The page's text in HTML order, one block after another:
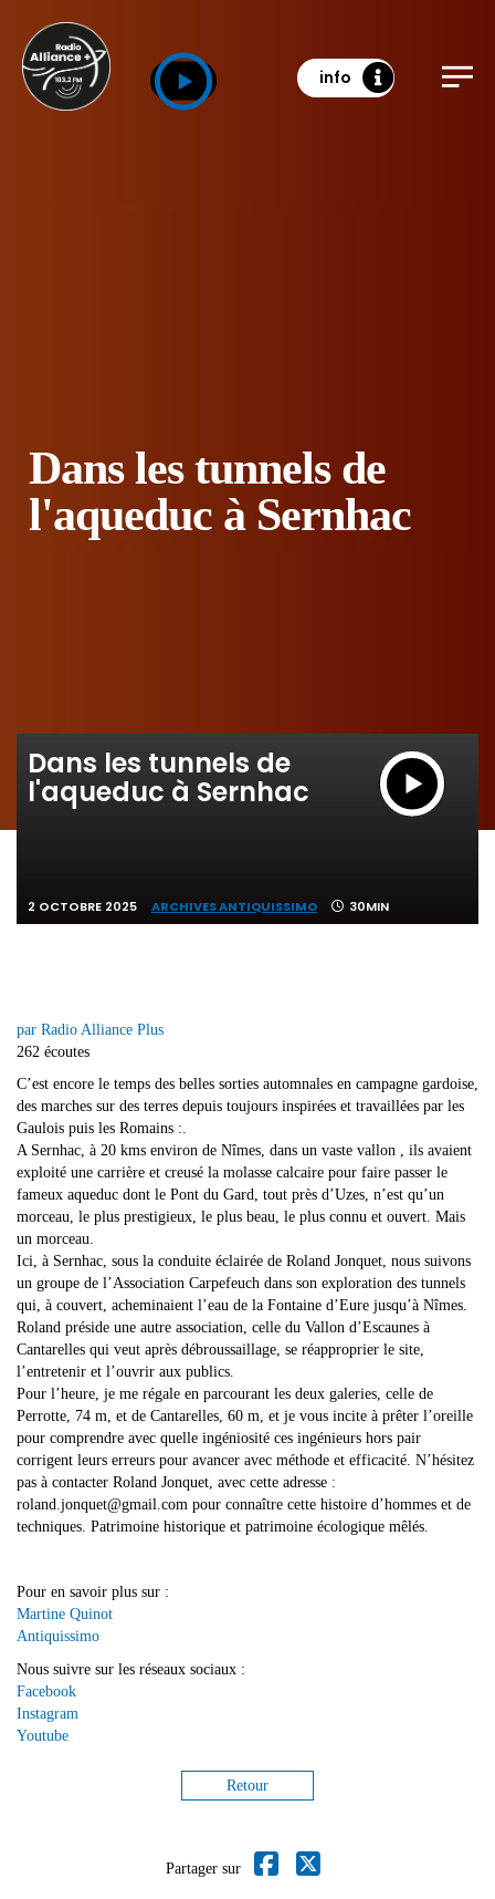
info
Dans les tunnels de
l'aqueduc à Sernhac
Dans les tunnels de
l'aqueduc à Sernhac
2 OCTOBRE 2025 ARCHIVES ANTIQUISSIMO 30MIN
par Radio Alliance Plus
262 écoutes
C’est encore le temps des belles sorties automnales en campagne gardoise,
des marches sur des terres depuis toujours inspirées et travaillées par les
Gaulois puis les Romains :.
A Sernhac, à 20 kms environ de Nîmes, dans un vaste vallon , ils avaient
exploité une carrière et creusé la molasse calcaire pour faire passer le
fameux aqueduc dont le Pont du Gard, tout près d’Uzes, n’est qu’un
morceau, le plus prestigieux, le plus beau, le plus connu et ouvert. Mais
un morceau.
Ici, à Sernhac, sous la conduite éclairée de Roland Jonquet, nous suivons
un groupe de l’Association Carpefeuch dans son exploration des tunnels
qui, à couvert, acheminaient l’eau de la Fontaine d’Eure jusqu’à Nîmes.
Roland préside une autre association, celle du Vallon d’Escaunes à
Cantarelles qui veut après débroussaillage, se réapproprier le site,
l’entretenir et l’ouvrir aux publics.
Pour l’heure, je me régale en parcourant les deux galeries, celle de
Perrotte, 74 m, et de Cantarelles, 60 m, et je vous incite à prêter l’oreille
pour comprendre avec quelle ingéniosité ces ingénieurs hors pair
corrigent leurs erreurs pour avancer avec méthode et efficacité. N’hésitez
pas à contacter Roland Jonquet, avec cette adresse :
roland.jonquet@gmail.com pour connaître cette histoire d’hommes et de
techniques. Patrimoine historique et patrimoine écologique mêlés.
Pour en savoir plus sur :
Martine Quinot
Antiquissimo
Nous suivre sur les réseaux sociaux :
Facebook
Instagram
Youtube
Retour
Partager sur